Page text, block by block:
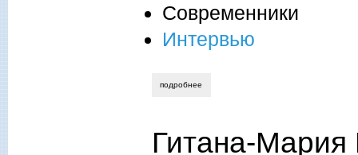
Современники
Интервью
подробнее
Гитана-